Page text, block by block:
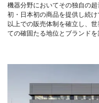
機器分野においてその独自の
初・日本初の商品を提供し続
以上での販売体制を確立し、
ての確固たる地位とブランドを